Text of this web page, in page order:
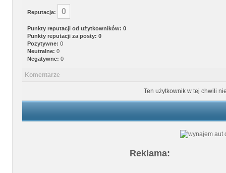
Reputacja: 0
Punkty reputacji od użytkowników: 0
Punkty reputacji za posty: 0
Pozytywne: 0
Neutralne: 0
Negatywne: 0
Komentarze
Ten użytkownik w tej chwili
Reklama: